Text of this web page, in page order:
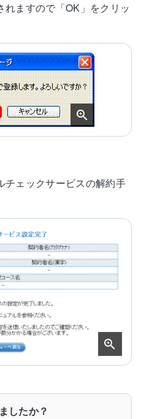
ますので「OK」をクリッ
チェックサービスの解約手
したか？